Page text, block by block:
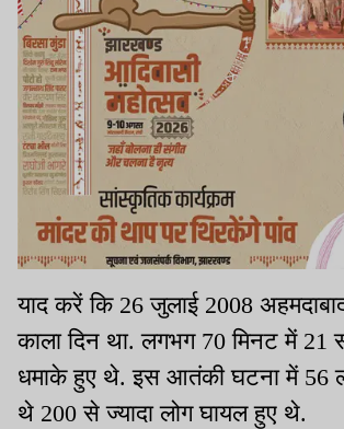
याद करें कि 26 जुलाई 2008
काला दिन था. लगभग 70 मिनट में 21
धमाके हुए थे. इस आतंकी घटना में 56
थे 200 से ज्यादा लोग घायल हुए थे.